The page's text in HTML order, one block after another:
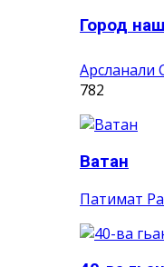
Арсланали
782
Ватан
Патимат